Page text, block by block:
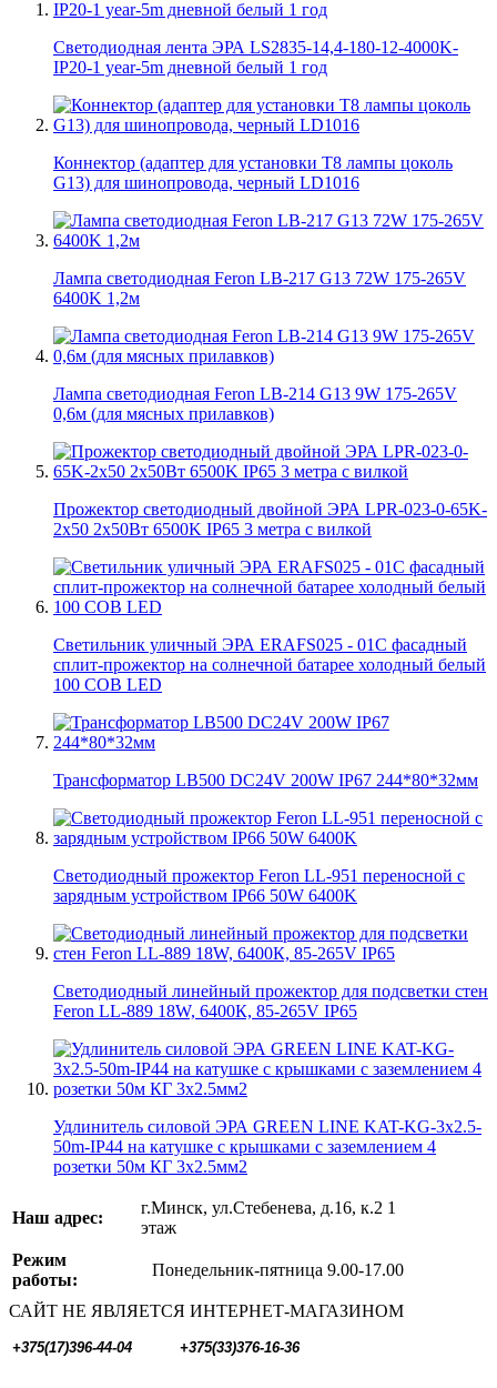
Светодиодная лента ЭРА LS2835-14,4-180-12-4000K-
IP20-1 year-5m дневной белый 1 год
Коннектор (адаптер для установки Т8 лампы цоколь
G13) для шинопровода, черный LD1016
Лампа светодиодная Feron LB-217 G13 72W 175-265V
6400K 1,2м
Лампа светодиодная Feron LB-214 G13 9W 175-265V
0,6м (для мясных прилавков)
Прожектор светодиодный двойной ЭРА LPR-023-0-65K-
2х50 2х50Вт 6500K IP65 3 метра с вилкой
Светильник уличный ЭРА ERAFS025 - 01C фасадный
сплит-прожектор на солнечной батарее холодный белый
100 COB LED
Трансформатор LB500 DC24V 200W IP67 244*80*32мм
Светодиодный прожектор Feron LL-951 переносной с
зарядным устройством IP66 50W 6400K
Светодиодный линейный прожектор для подсветки стен
Feron LL-889 18W, 6400К, 85-265V IP65
Удлинитель силовой ЭРА GREEN LINE KAT-KG-3x2.5-
50m-IP44 на катушке c крышками с заземлением 4
розетки 50м КГ 3x2.5мм2
Наш адрес:
г.Минск, ул.Стебенева, д.16, к.2 1
этаж
Режим
работы:
Понедельник-пятница 9.00-17.00
САЙТ НЕ ЯВЛЯЕТСЯ ИНТЕРНЕТ-МАГАЗИНОМ
+375(17)396-44-04 +375(33)376-16-36